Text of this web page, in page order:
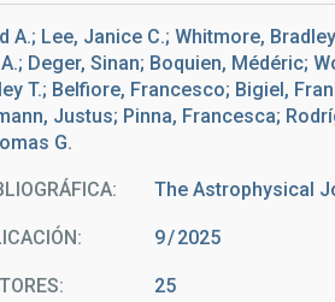
A.; Lee, Janice C.; Whitmore,
Deger, Sinan; Boquien, Médéric;
T.; Belfiore, Francesco; Bigiel,
Justus; Pinna, Francesca;
G.
The Astrophysical
9 2025
25